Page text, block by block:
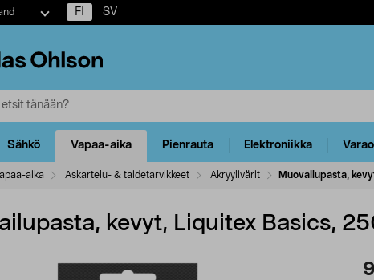
FI SV
Sähkö Vapaa-aika Pienrauta Elektroniikka
aika Askartelu- & taidetarvikkeet Akryylivärit Muovailupasta,
kevyt, Liquitex Basics,